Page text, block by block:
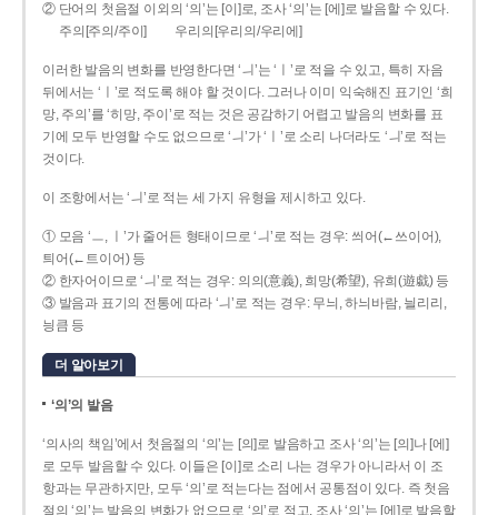
② 단어의 첫음절 이외의 ‘의’는 [이]로, 조사 ‘의’는 [에]로 발음할 수 있다.
주의[주의/주이]
우리의[우리의/우리에]
이러한 발음의 변화를 반영한다면 ‘ㅢ’는 ‘ㅣ’로 적을 수 있고, 특히 자음
뒤에서는 ‘ㅣ’로 적도록 해야 할 것이다. 그러나 이미 익숙해진 표기인 ‘희
망, 주의’를 ‘히망, 주이’로 적는 것은 공감하기 어렵고 발음의 변화를 표
기에 모두 반영할 수도 없으므로 ‘ㅢ’가 ‘ㅣ’로 소리 나더라도 ‘ㅢ’로 적는
것이다.
이 조항에서는 ‘ㅢ’로 적는 세 가지 유형을 제시하고 있다.
① 모음 ‘ㅡ, ㅣ’가 줄어든 형태이므로 ‘ㅢ’로 적는 경우: 씌어(←쓰이어),
틔어(←트이어) 등
② 한자어이므로 ‘ㅢ’로 적는 경우: 의의(意義), 희망(希望), 유희(遊戱) 등
③ 발음과 표기의 전통에 따라 ‘ㅢ’로 적는 경우: 무늬, 하늬바람, 늴리리,
닁큼 등
더 알아보기
‘의’의 발음
‘의사의 책임’에서 첫음절의 ‘의’는 [의]로 발음하고 조사 ‘의’는 [의]나 [에]
로 모두 발음할 수 있다. 이들은 [이]로 소리 나는 경우가 아니라서 이 조
항과는 무관하지만, 모두 ‘의’로 적는다는 점에서 공통점이 있다. 즉 첫음
절의 ‘의’는 발음의 변화가 없으므로 ‘의’로 적고, 조사 ‘의’는 [에]로 발음할